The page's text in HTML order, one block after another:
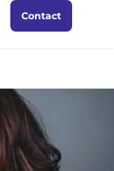
Contact